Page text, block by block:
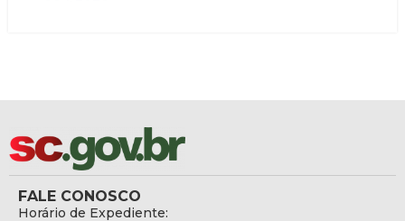
FALE CONOSCO
Horário de Expediente: